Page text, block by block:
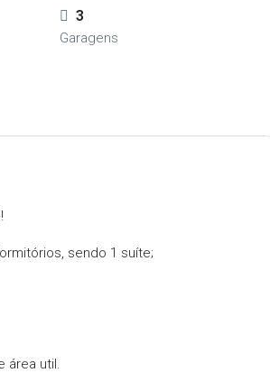
3
Garagens
sendo 1 suíte;
área util.